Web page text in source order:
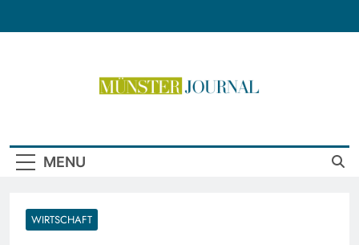
MENU
WIRTSCHAFT